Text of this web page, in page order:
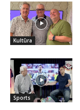
Kultūra
Sports